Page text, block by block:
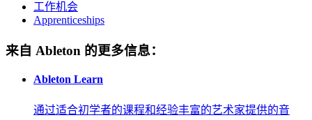
工作机会
Apprenticeships
来自 Ableton 的更多信息：
Ableton Learn
通过适合初学者的课程和经验丰富的艺术家提供的音